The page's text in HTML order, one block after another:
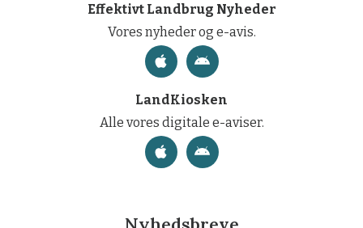
Effektivt Landbrug Nyheder
Vores nyheder og e-avis.
LandKiosken
Alle vores digitale e-aviser.